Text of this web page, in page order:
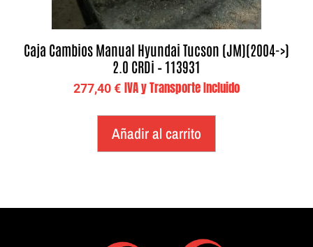
Caja Cambios Manual Hyundai Tucson (JM)(2004->)
2.0 CRDi – 113931
277,40€ IVA y Transporte Incluido
Añadir al carrito